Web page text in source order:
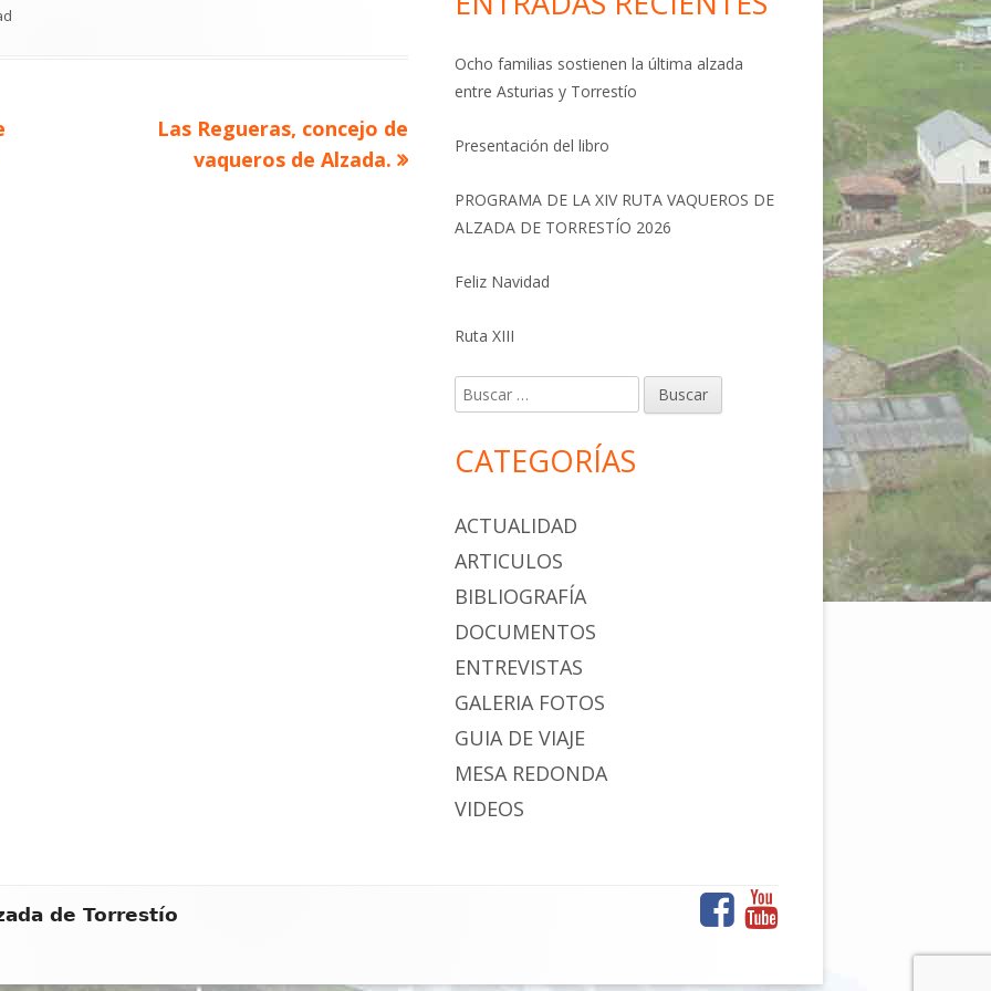
Artículo
siguiente
Las Regueras, concejo de
vaqueros de Alzada.
Ocho familias sostienen la última alzada
entre Asturias y Torrestío
Presentación del libro
PROGRAMA DE LA XIV RUTA VAQUEROS DE
ALZADA DE TORRESTÍO 2026
Feliz Navidad
Ruta XIII
Buscar:
CATEGORÍAS
ACTUALIDAD
ARTICULOS
BIBLIOGRAFÍA
DOCUMENTOS
ENTREVISTAS
GALERIA FOTOS
GUIA DE VIAJE
MESA REDONDA
VIDEOS
de Torrestío
Facebook